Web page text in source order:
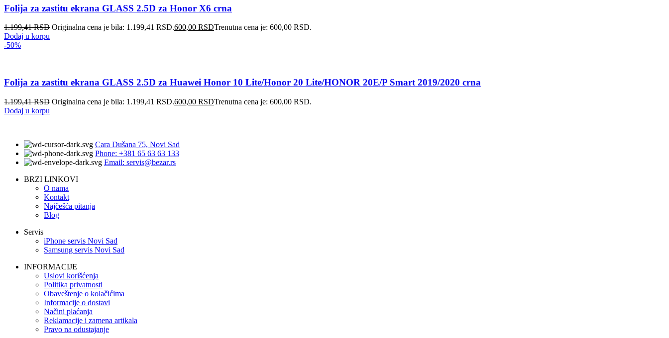
Folija za zastitu ekrana GLASS 2.5D za Honor X6 crna
1.199,41RSD Originalna cena je bila: 1.199,41 RSD.600,00 RSDTrenutna cena je: 600,00 RSD.
Dodaj u korpu
-50%
Folija za zastitu ekrana GLASS 2.5D za Huawei Honor 10 Lite/Honor 20 Lite/HONOR 20E/P Smart 2019/2020 crna
1.199,41RSD Originalna cena je bila: 1.199,41 RSD.600,00 RSDTrenutna cena je: 600,00 RSD.
Dodaj u korpu
Cara Dušana 75, Novi Sad
Phone: +381 65 63 63 133
Email: servis@bezar.rs
BRZI LINKOVI
O nama
Kontakt
Najčešća pitanja
Blog
Servis
iPhone servis Novi Sad
Samsung servis Novi Sad
INFORMACIJE
Uslovi korišćenja
Politika privatnosti
Obaveštenje o kolačićima
Informacije o dostavi
Načini plaćanja
Reklamacije i zamena artikala
Pravo na odustajanje